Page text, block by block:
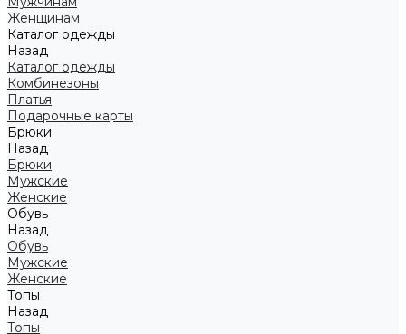
Женщинам
Каталог одежды
Назад
Каталог одежды
Комбинезоны
Платья
Подарочные карты
Брюки
Назад
Брюки
Мужские
Женские
Обувь
Назад
Обувь
Мужские
Женские
Топы
Назад
Топы